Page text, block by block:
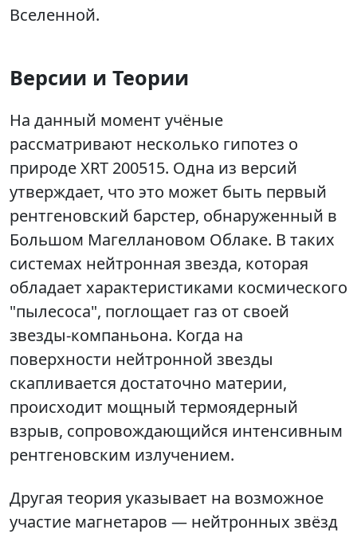
Вселенной.
Версии и Теории
На данный момент учёные
рассматривают несколько гипотез о
природе XRT 200515. Одна из версий
утверждает, что это может быть первый
рентгеновский барстер, обнаруженный в
Большом Магеллановом Облаке. В таких
системах нейтронная звезда, которая
обладает характеристиками космического
"пылесоса", поглощает газ от своей
звезды-компаньона. Когда на
поверхности нейтронной звезды
скапливается достаточно материи,
происходит мощный термоядерный
взрыв, сопровождающийся интенсивным
рентгеновским излучением.
Другая теория указывает на возможное
участие магнетаров — нейтронных звёзд